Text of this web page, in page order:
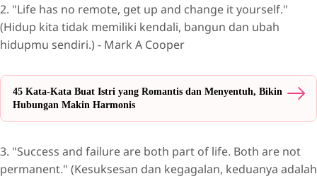
2. "Life has no remote, get up and change it yourself."
(Hidup kita tidak memiliki kendali, bangun dan ubah
hidupmu sendiri.) - Mark A Cooper
45 Kata-Kata Buat Istri yang Romantis dan Menyentuh, Bikin
Hubungan Makin Harmonis
3. "Success and failure are both part of life. Both are not
permanent." (Kesuksesan dan kegagalan, keduanya adalah